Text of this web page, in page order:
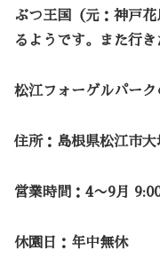
ぶつ王国（元：神戸
るようです。また行き
松江フォーゲルパーク
住所：島根県松江市大
営業時間：4〜9月
休園日：年中無休